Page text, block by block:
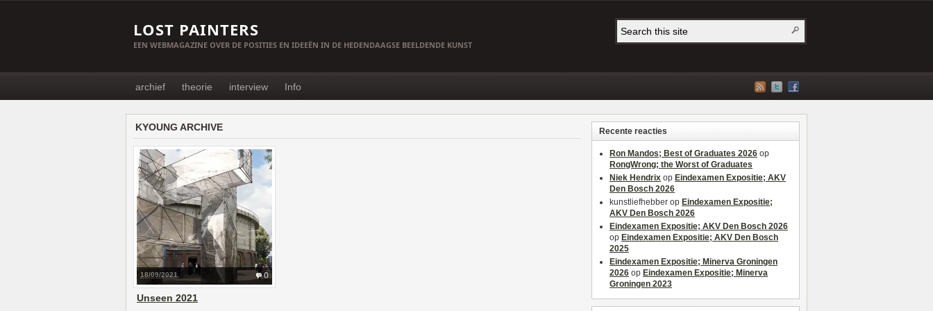
LOST PAINTERS
EEN WEBMAGAZINE OVER DE POSITIES EN IDEEËN IN DE HEDENDAAGSE BEELDENDE KUNST
archief theorie interview Info
KYOUNG ARCHIVE
0
18/09/2021
Unseen 2021
Recente reacties
Ron Mandos; Best of Graduates 2026 op
RongWrong; the Worst of Graduates
Niek Hendrix op Eindexamen Expositie; AKV
Den Bosch 2026
kunstliefhebber op Eindexamen Expositie;
AKV Den Bosch 2026
Eindexamen Expositie; AKV Den Bosch 2026
op Eindexamen Expositie; AKV Den Bosch
2025
Eindexamen Expositie; Minerva Groningen
2026 op Eindexamen Expositie; Minerva
Groningen 2023